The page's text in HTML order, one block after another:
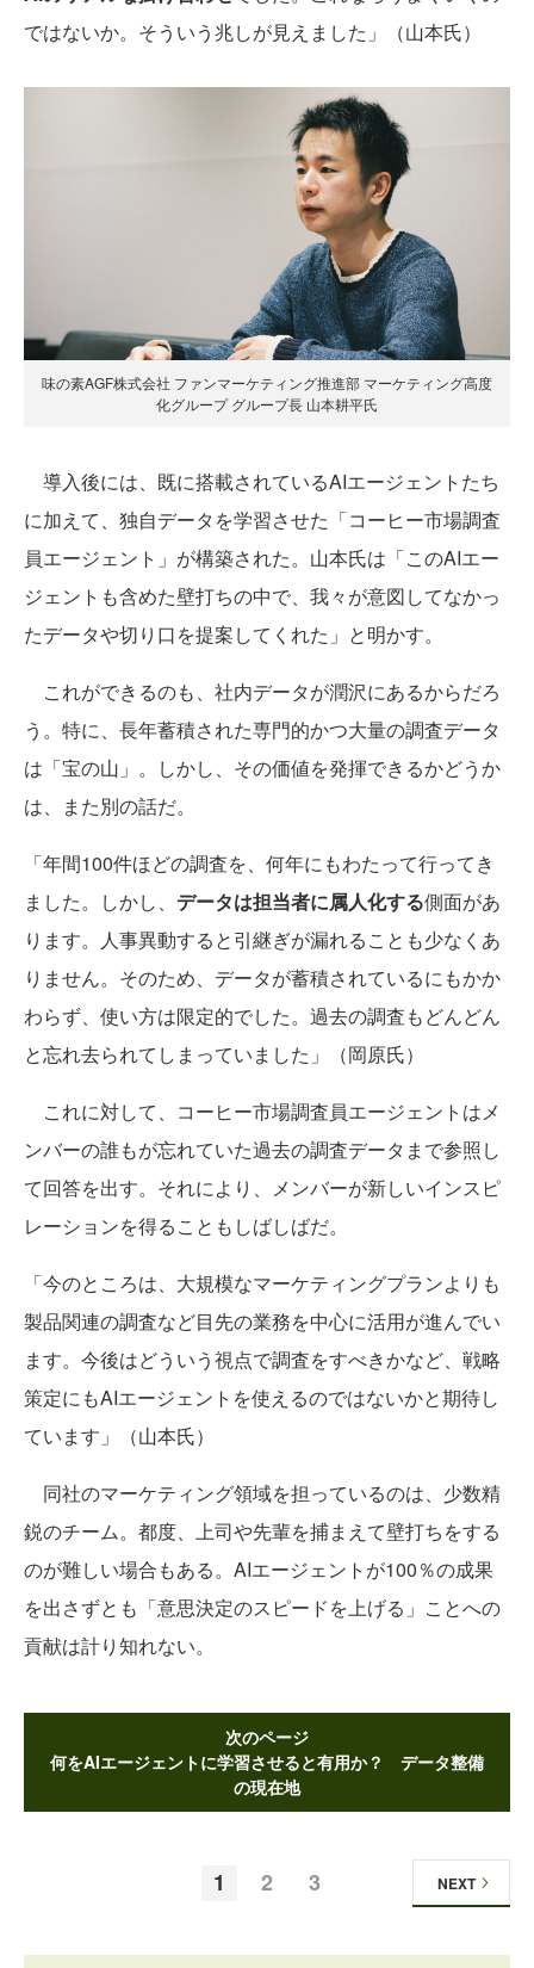
ではないか。そういう兆しが見えました」（山本氏）
味の素AGF株式会社 ファンマーケティング推進部 マーケティング高度
化グループ グループ長 山本耕平氏
導入後には、既に搭載されているAIエージェントたち
に加えて、独自データを学習させた「コーヒー市場調査
員エージェント」が構築された。山本氏は「このAIエー
ジェントも含めた壁打ちの中で、我々が意図してなかっ
たデータや切り口を提案してくれた」と明かす。
これができるのも、社内データが潤沢にあるからだろ
う。特に、長年蓄積された専門的かつ大量の調査データ
は「宝の山」。しかし、その価値を発揮できるかどうか
は、また別の話だ。
「年間100件ほどの調査を、何年にもわたって行ってき
ました。しかし、 データは担当者に属人化する側面があ
ります。人事異動すると引継ぎが漏れることも少なくあ
りません。そのため、データが蓄積されているにもかか
わらず、使い方は限定的でした。過去の調査もどんどん
と忘れ去られてしまっていました」（岡原氏）
これに対して、コーヒー市場調査員エージェントはメ
ンバーの誰もが忘れていた過去の調査データまで参照し
て回答を出す。それにより、メンバーが新しいインスピ
レーションを得ることもしばしばだ。
「今のところは、大規模なマーケティングプランよりも
製品関連の調査など目先の業務を中心に活用が進んでい
ます。今後はどういう視点で調査をすべきかなど、戦略
策定にもAIエージェントを使えるのではないかと期待し
ています」（山本氏）
同社のマーケティング領域を担っているのは、少数精
鋭のチーム。都度、上司や先輩を捕まえて壁打ちをする
のが難しい場合もある。AIエージェントが100％の成果
を出さずとも「意思決定のスピードを上げる」ことへの
貢献は計り知れない。
次のページ
何をAIエージェントに学習させると有用か？ データ整備
の現在地
1 2 3 NEXT